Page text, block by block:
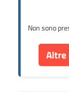
Non sono
Altre